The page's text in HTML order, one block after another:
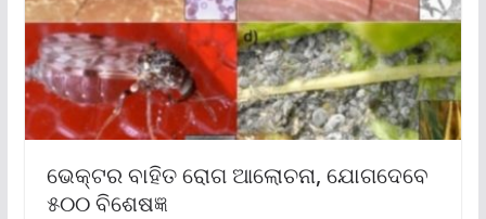
ଭେକ୍ଟର ବାହିତ ରୋଗ ଆଲୋଚନା, ଯୋଗଦେବେ
୫୦୦ ବିଶେଷଜ୍ଞ